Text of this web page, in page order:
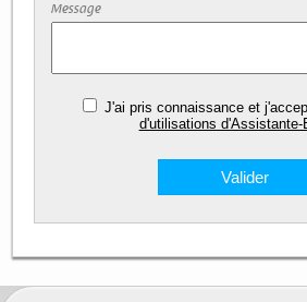
Message
J'ai pris connaissance et
d'utilisations d'Assistante-